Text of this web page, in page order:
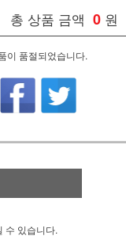
총 상품 금액 0 원
이 품절되었습니다.
수 있습니다.